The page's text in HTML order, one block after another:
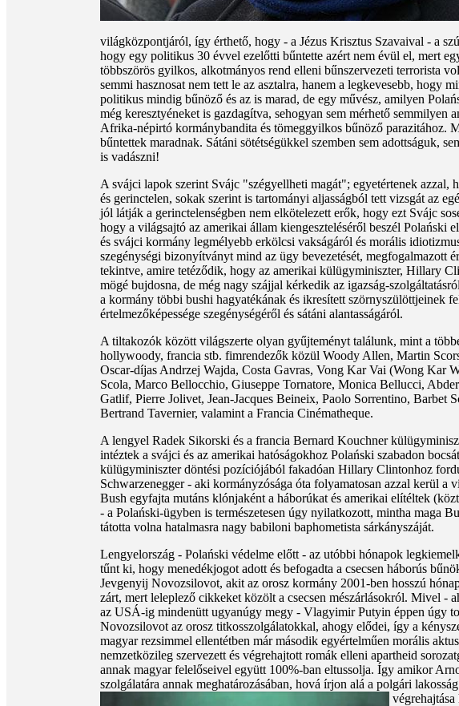
világközpontjáról, így érthető, hogy - a Jézus Krisztus Szavaival - a
hogy egy politikus 30 évvel ezelőtti bűntette azért nem évül el, mert
többszörös gyilkos, alkotmányos rend elleni bűnszervezeti terrorista
semmi hasznosat nem tett le az asztalra, hanem a legkevesebb, hogy
politikus mindig bűnöző és az is marad, de egy művész, amilyen
még keresztyéneket is gazdagítva, sehogyan sem mérhető
Afrika-népirtó kormánybandita és tömeggyilkos bűnöző parazitához.
bűntettek maradnak. Sátáni sötétségükkel szemben sem adottságuk,
is vadászni!
A svájci lapok szerint Svájc "szégyellheti magát"; egyetértenek azzal,
és gerinctelen, sokak szerint is tartományi aljasságból tett vizsgát az
jól látják a gerinctelenségben nem elkötelezett erők, hogy ezt Svájc
hogy a világsajtó az amerikai állam kiengeszteléséről beszél Polański
és svájci kormány legmélyebb erkölcsi vakságáról és morális
szegénységi bizonyítványt mind az ügy bevezetését, megfogalmazott
tekintve, amire tetéződik, hogy az amerikai külügyminiszter, Hillary
mögé bujdosna, de még nagy szájjal kérkedik az igazság-
a kormány többi bushi hagyatékának és ikresített szörnyszülöttjeinek
értelmezőképessége szegénységéről és sátáni alantasságáról.
A tiltakozók között világszerte olyan gyűjteményt találunk, mint a
hollywoody, francia stb. fimrendezők közül Woody Allen, Martin
Oscar-díjas Andrzej Wajda, Costa Gavras, Vong Kar Vai (Wong Kar
Scola, Marco Bellocchio, Giuseppe Tornatore, Monica Bellucci,
Gatlif, Pierre Jolivet, Jean-Jacques Beineix, Paolo Sorrentino, Barbet
Bertrand Tavernier, valamint a Francia Cinématheque.
A lengyel Radek Sikorski és a francia Bernard Kouchner
intéztek a svájci és az amerikai hatóságokhoz Polański szabadon
külügyminiszter döntési pozíciójából fakadóan Hillary Clintonhoz
Schwarzenegger - aki kormányzósága óta folyamatosan azzal kerül a
Bush egyfajta mutáns klónjaként a háborúkat és amerikai elítéltek
- a Polański-ügyben is természetesen úgy nyilatkozott, mintha maga
tátotta volna hatalmasra nagy babiloni baphometista sárkányszáját.
Lengyelország - Polański védelme előtt - az utóbbi hónapok
tűnt ki, hogy menedékjogot adott és befogadta a csecsen háborús
Jevgenyij Novozsilovot, akit az orosz kormány 2001-ben hosszú
zárt, mert leleplező cikkeket közölt a csecsen mészárlásokról. Mivel -
az USÁ-ig mindenütt ugyanúgy megy - Vlagyimir Putyin éppen úgy
Novozsilovot az orosz titkosszolgálatokkal, ahogy elődei, így a
magyar rezsimmel ellentétben már második egyértelműen morális
nemzetközileg szervezett és végrehajtott romák elleni apartheid
annak magyar felelőseivel együtt 100%-ban eltussolja. Így amikor
szolgálatára annak meghatározásában, hová írjon alá a polgári